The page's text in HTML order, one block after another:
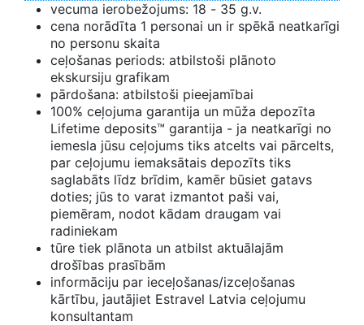
vecuma ierobežojums: 18 - 35 g.v.
cena norādīta 1 personai un ir spēkā neatkarīgi
no personu skaita
ceļošanas periods: atbilstoši plānoto
ekskursiju grafikam
pārdošana: atbilstoši pieejamībai
100% ceļojuma garantija un mūža depozīta
Lifetime deposits™ garantija - ja neatkarīgi no
iemesla jūsu ceļojums tiks atcelts vai pārcelts,
par ceļojumu iemaksātais depozīts tiks
saglabāts līdz brīdim, kamēr būsiet gatavs
doties; jūs to varat izmantot paši vai,
piemēram, nodot kādam draugam vai
radiniekam
tūre tiek plānota un atbilst aktuālajām
drošības prasībām
informāciju par ieceļošanas/izceļošanas
kārtību, jautājiet Estravel Latvia ceļojumu
konsultantam